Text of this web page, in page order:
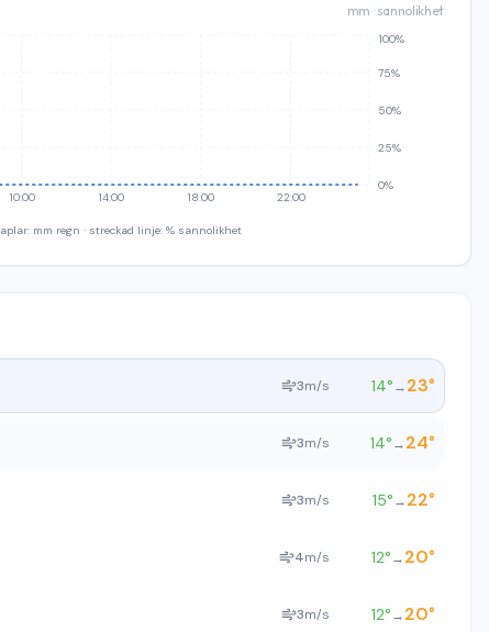
mm · sannolikhet
10:00 14:00 18:00 22:00
0%
25%
50%
75%
100%
mm regn · streckad linje: % sannolikhet
3m/s 14°→23°
3m/s 14°→24°
3m/s 15°→22°
4m/s 12°→20°
3m/s 12°→20°